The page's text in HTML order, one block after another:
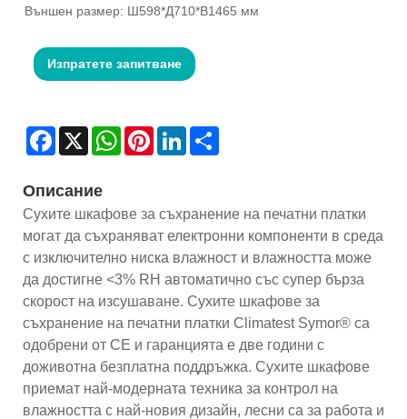
Външен размер: Ш598*Д710*В1465 мм
Изпратете запитване
Facebook
X WhatsAppPinterestLinkedIn
Описание
Сухите шкафове за съхранение на печатни платки
могат да съхраняват електронни компоненти в среда
с изключително ниска влажност и влажността може
да достигне <3% RH автоматично със супер бърза
скорост на изсушаване. Сухите шкафове за
съхранение на печатни платки Climatest Symor® са
одобрени от CE и гаранцията е две години с
доживотна безплатна поддръжка. Сухите шкафове
приемат най-модерната техника за контрол на
влажността с най-новия дизайн, лесни са за работа и